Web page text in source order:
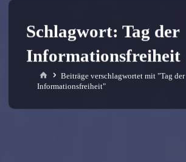
Schlagwort:Tag der
Informationsfreiheit
StartBeiträge verschlagwortet mit "Tag der
Informationsfreiheit"